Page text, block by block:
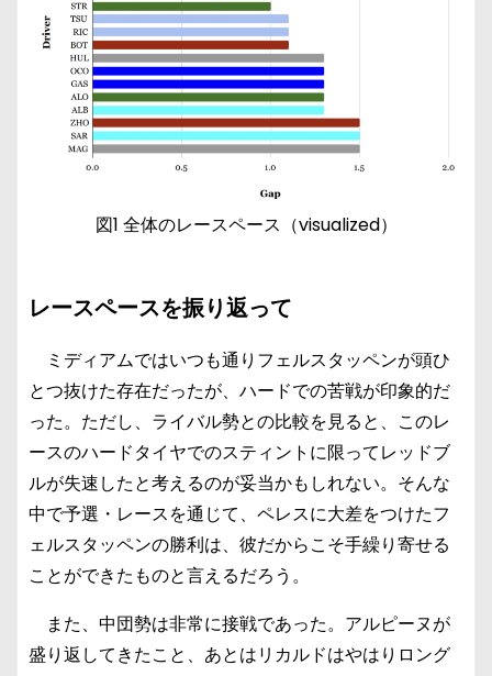
図1 全体のレースペース（visualized）
レースペースを振り返って
ミディアムではいつも通りフェルスタッペンが頭ひ
とつ抜けた存在だったが、ハードでの苦戦が印象的だ
った。ただし、ライバル勢との比較を見ると、このレ
ースのハードタイヤでのスティントに限ってレッドブ
ルが失速したと考えるのが妥当かもしれない。そんな
中で予選・レースを通じて、ペレスに大差をつけたフ
ェルスタッペンの勝利は、彼だからこそ手繰り寄せる
ことができたものと言えるだろう。
また、中団勢は非常に接戦であった。アルピーヌが
盛り返してきたこと、あとはリカルドはやはりロング